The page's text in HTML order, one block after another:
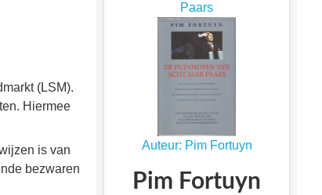
(LSM).
Hiermee
is van
bezwaren
Paars
Auteur: Pim Fortuyn
Pim Fortuyn